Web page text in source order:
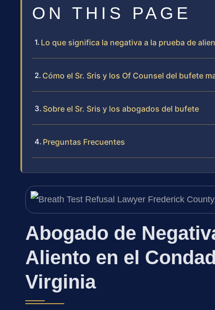
ON THIS PAGE
Lo que significa la negativa a la prueba de
Cómo el Sr. Sris y los Of Counsel del bufete
Sobre el Sr. Sris y los abogados del bufete
Preguntas Frecuentes
Abogado de
Aliento en el
Virginia